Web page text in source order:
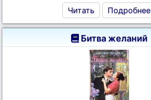
Читать Подробнее
Битва желаний